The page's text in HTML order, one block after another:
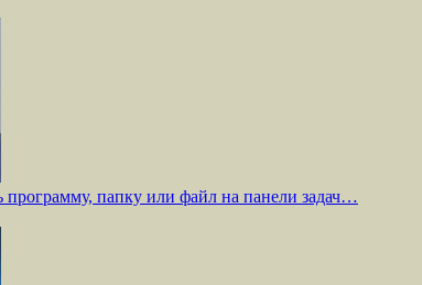
папку или файл на панели задач…